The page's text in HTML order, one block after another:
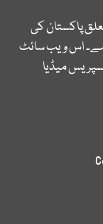
پاکستان کی
اس ویب سائٹ
میڈیا